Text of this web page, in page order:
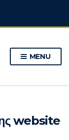
MENU
website